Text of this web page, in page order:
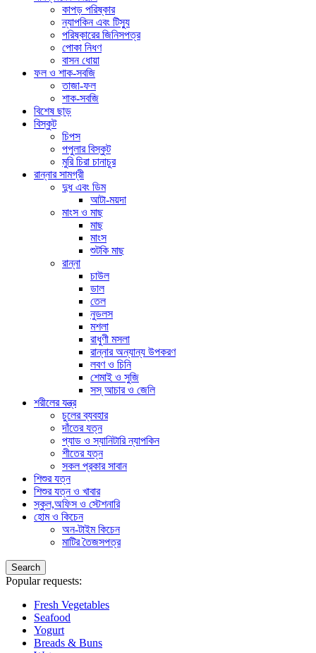
কাপড় পরিষ্কার
ন্যাপকিন এবং টিস্যু
পরিষ্কারের জিনিসপত্র
পোকা নিধণ
বাসন ধোয়া
ফল ও শাক-সবজি
তাজা-ফল
শাক-সবজি
বিশেষ ছাড়
বিস্কুট
চিপস
পপুলার বিস্কুট
মুরি চিরা চানাচুর
রান্নার সামগ্রী
দুধ এবং ডিম
আটা-ময়দা
মাংস ও মাছ
মাছ
মাংস
শুটকি মাছ
রান্না
চাউল
ডাল
তেল
নুডলস
মশলা
রাধুণী মসলা
রান্নার অন্যান্য উপকরণ
লবণ ও চিনি
শেমাই ও সুজি
সস্ আচার ও জেলি
শরীলের যন্ত্র
চুলের ব্যবহার
দাঁতের যত্ন
প্যাড ও স্যানিটারি ন্যাপকিন
শীতের যত্ন
সকল প্রকার সাবান
শিশুর যত্ন
শিশুর যত্ন ও খাবার
স্কুল,অফিস ও স্টেশনারি
হোম ও কিচেন
অন-টাইম কিচেন
মাটির তৈজসপত্র
Search
Popular requests:
Fresh Vegetables
Seafood
Yogurt
Breads & Buns